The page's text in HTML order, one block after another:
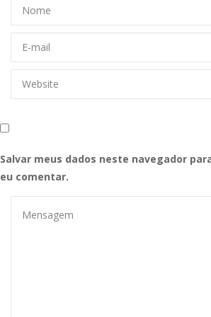
Salvar meus dados neste navegador
eu comentar.